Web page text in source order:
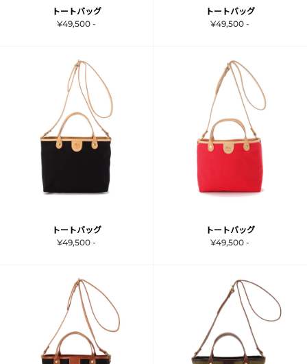
トートバッグ
¥49,500 -
トートバッグ
¥49,500 -
トートバッグ
¥49,500 -
トートバッグ
¥49,500 -